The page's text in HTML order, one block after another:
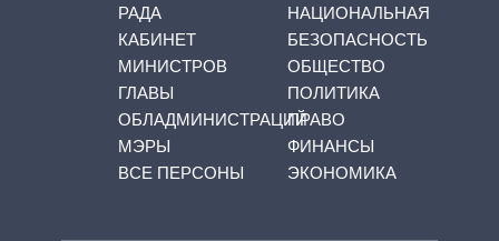
РАДА
КАБИНЕТ
МИНИСТРОВ
ГЛАВЫ
ОБЛАДМИНИСТРАЦИЙ
МЭРЫ
ВСЕ ПЕРСОНЫ
НАЦИОНАЛЬНАЯ
БЕЗОПАСНОСТЬ
ОБЩЕСТВО
ПОЛИТИКА
ПРАВО
ФИНАНСЫ
ЭКОНОМИКА